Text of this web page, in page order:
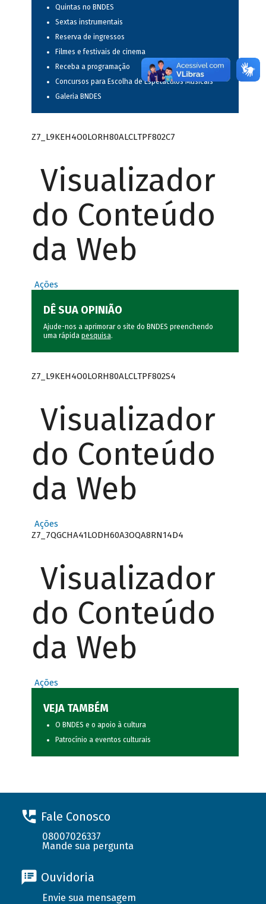
Quintas no BNDES
Sextas instrumentais
Reserva de ingressos
Filmes e festivais de cinema
Receba a programação
Concursos para Escolha de Espetáculos Musicais
Galeria BNDES
Z7_L9KEH4O0LORH80ALCLTPF802C7
Visualizador
do Conteúdo
da Web
Ações
DÊ SUA OPINIÃO
Ajude-nos a aprimorar o site do BNDES preenchendo
uma rápida pesquisa.
Z7_L9KEH4O0LORH80ALCLTPF802S4
Visualizador
do Conteúdo
da Web
Ações
Z7_7QGCHA41LODH60A3OQA8RN14D4
Visualizador
do Conteúdo
da Web
Ações
VEJA TAMBÉM
O BNDES e o apoio à cultura
Patrocínio a eventos culturais
Fale Conosco
08007026337
Mande sua pergunta
Ouvidoria
Envie sua mensagem